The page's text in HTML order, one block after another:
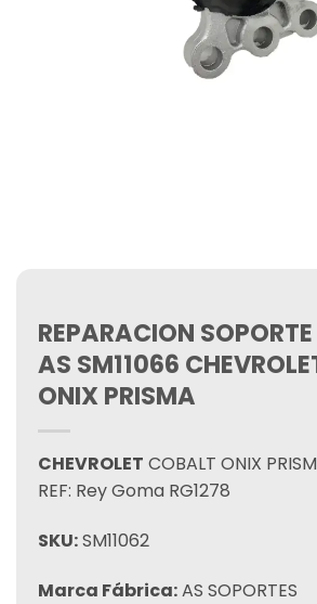
REPARACION
AS SM11066
ONIX PRISMA
CHEVROLET COBALT ONIX
REF: Rey Goma RG1278
SKU:SM11062
Marca Fábrica:AS SOPORTES